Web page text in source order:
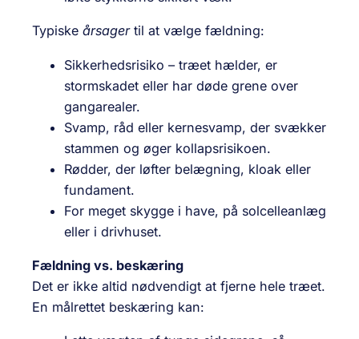
Typiske årsagertil at vælge fældning:
Sikkerhedsrisiko – træet hælder, er
stormskadet eller har døde grene over
gangarealer.
Svamp, råd eller kernesvamp, der svækker
stammen og øger kollapsrisikoen.
Rødder, der løfter belægning, kloak eller
fundament.
For meget skygge i have, på solcelleanlæg
eller i drivhuset.
Fældning vs. beskæring
Det er ikke altid nødvendigt at fjerne hele træet.
En målrettet beskæring kan: